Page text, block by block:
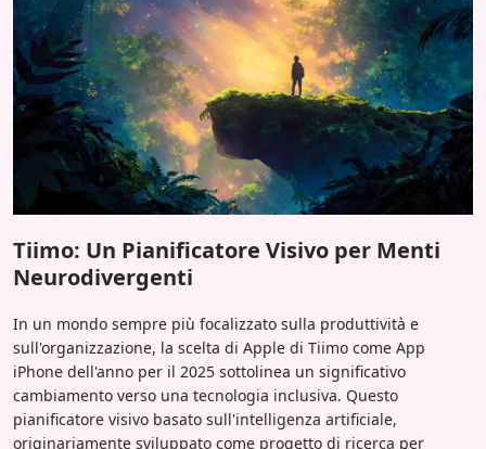
Tiimo: Un Pianificatore Visivo per Menti
Neurodivergenti
In un mondo sempre più focalizzato sulla produttività e
sull'organizzazione, la scelta di Apple di Tiimo come App
iPhone dell'anno per il 2025 sottolinea un significativo
cambiamento verso una tecnologia inclusiva. Questo
pianificatore visivo basato sull'intelligenza artificiale,
originariamente sviluppato come progetto di ricerca per